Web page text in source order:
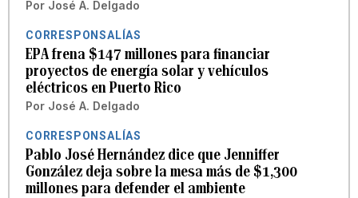
Por José A. Delgado
CORRESPONSALÍAS
EPA frena $147 millones para financiar
proyectos de energía solar y vehículos
eléctricos en Puerto Rico
Por José A. Delgado
CORRESPONSALÍAS
Pablo José Hernández dice que Jenniffer
González deja sobre la mesa más de $1,300
millones para defender el ambiente